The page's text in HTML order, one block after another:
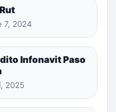
7, 2024
Infonavit Paso
2025